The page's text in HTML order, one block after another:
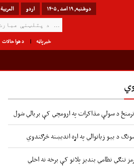
العربیة اردو دوشنبه, ۱۹ اسد , ۱۴۰۵
د هوا حالات خبرپاڼه
ترمنځ د سولې مذاکرات په ارومچي کې بريالي شول
د بیو زیاتوالي په اړه اندیښنه څرګندوي
تنګي نظامي بندیز پلانو کې برخه نه اخلي